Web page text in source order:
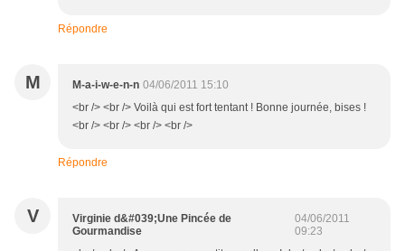
Répondre
M M-a-i-w-e-n-n 04/06/2011 15:10
<br /> <br /> Voilà qui est fort tentant ! Bonne journée, bises !
<br /> <br /> <br /> <br />
Répondre
V
Virginie d&#039;Une Pincée de
Gourmandise
04/06/2011
09:23